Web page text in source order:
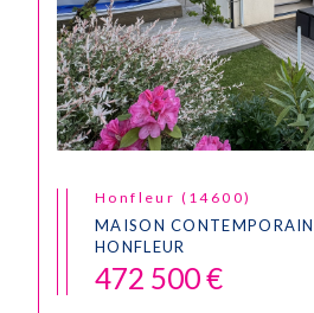
Honfleur (14600)
MAISON
HONFLEUR
472 500 €